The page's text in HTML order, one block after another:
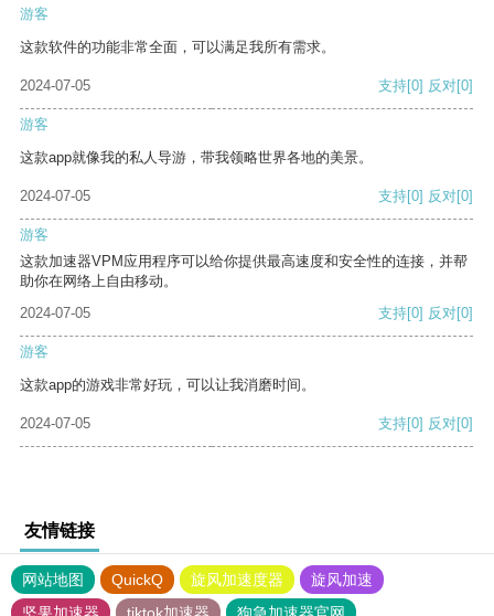
游客
这款软件的功能非常全面，可以满足我所有需求。
2024-07-05 支持[0] 反对[0]
游客
这款app就像我的私人导游，带我领略世界各地的美景。
2024-07-05 支持[0] 反对[0]
游客
这款加速器VPM应用程序可以给你提供最高速度和安全性的连接，并帮
助你在网络上自由移动。
2024-07-05
支持[0] 反对[0]
游客
这款app的游戏非常好玩，可以让我消磨时间。
2024-07-05 支持[0] 反对[0]
友情链接
网站地图 QuickQ 旋风加速度器
旋风加速